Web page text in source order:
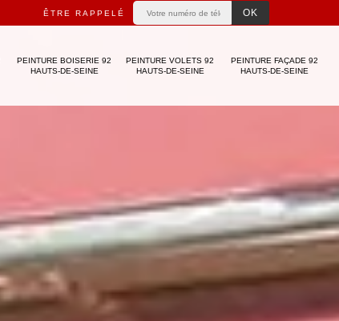
ÊTRE RAPPELÉ
PEINTURE BOISERIE 92
HAUTS-DE-SEINE
PEINTURE VOLETS 92
HAUTS-DE-SEINE
PEINTURE FAÇADE 92
HAUTS-DE-SEINE